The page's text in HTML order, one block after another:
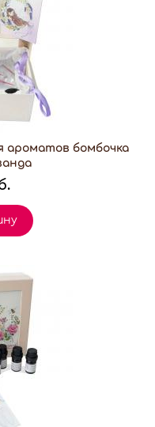
ароматов бомбочка